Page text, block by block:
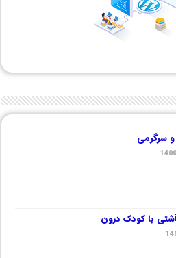
سرگرمی
با کودک درون